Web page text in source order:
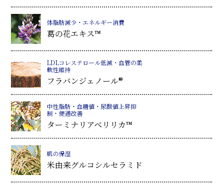
体脂肪減少・エネルギー消費
葛の花エキス™
LDLコレステロール低減・血管の柔
軟性維持
フラバンジェノール®
中性脂肪・血糖値・尿酸値上昇抑
制・便通改善
ターミナリアベリリカ™
肌の保湿
米由来グルコシルセラミド